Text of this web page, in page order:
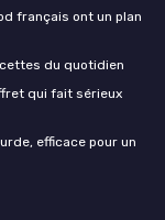
français ont un plan
du quotidien
qui fait sérieux
efficace pour un